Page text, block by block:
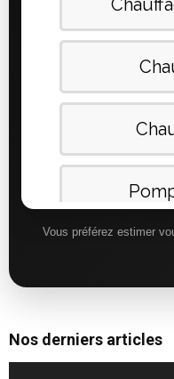
Vous préférez estimer
Nos derniers articles